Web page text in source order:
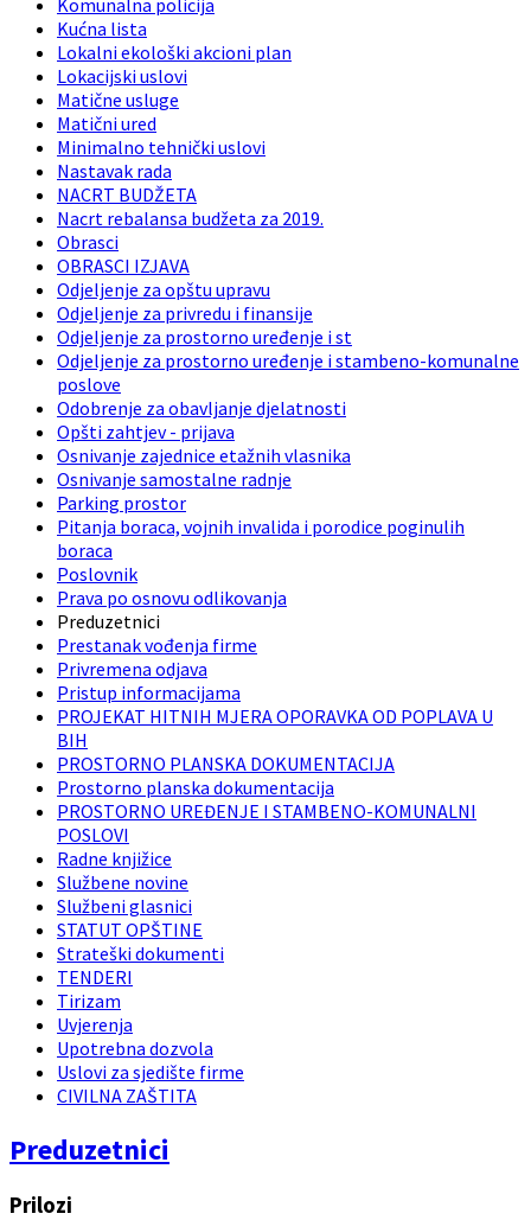
Kućna lista
Lokalni ekološki akcioni plan
Lokacijski uslovi
Matične usluge
Matični ured
Minimalno tehnički uslovi
Nastavak rada
NACRT BUDŽETA
Nacrt rebalansa budžeta za 2019.
Obrasci
OBRASCI IZJAVA
Odjeljenje za opštu upravu
Odjeljenje za privredu i finansije
Odjeljenje za prostorno uređenje i st
Odjeljenje za prostorno uređenje i stambeno-komunalne
poslove
Odobrenje za obavljanje djelatnosti
Opšti zahtjev - prijava
Osnivanje zajednice etažnih vlasnika
Osnivanje samostalne radnje
Parking prostor
Pitanja boraca, vojnih invalida i porodice poginulih
boraca
Poslovnik
Prava po osnovu odlikovanja
Preduzetnici
Prestanak vođenja firme
Privremena odjava
Pristup informacijama
PROJEKAT HITNIH MJERA OPORAVKA OD POPLAVA U
BIH
PROSTORNO PLANSKA DOKUMENTACIJA
Prostorno planska dokumentacija
PROSTORNO UREĐENJE I STAMBENO-KOMUNALNI
POSLOVI
Radne knjižice
Službene novine
Službeni glasnici
STATUT OPŠTINE
Strateški dokumenti
TENDERI
Tirizam
Uvjerenja
Upotrebna dozvola
Uslovi za sjedište firme
CIVILNA ZAŠTITA
Preduzetnici
Prilozi